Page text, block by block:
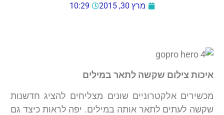
מרץ 30, 2015 10:29
איכות צילום שקשה לתאר במילים
מכשירים אלקטרוניים שונים מצליחים להציג חדשנות
שקשה לעתים לתאר אותה במילים. יפה לראות כיצד גם